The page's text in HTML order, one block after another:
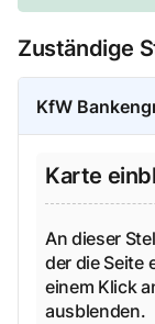
Zuständige
KfW
Karte
An dieser
der die Seite
einem Klick
ausblenden.